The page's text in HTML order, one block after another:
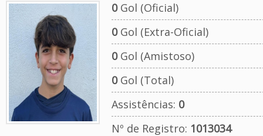
0Gol (Oficial)
0Gol (Extra-Oficial)
0Gol (Amistoso)
0Gol (Total)
Assistências: 0
Nº de Registro: 1013034